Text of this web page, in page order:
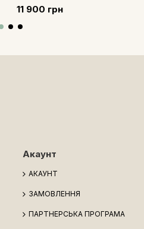
11 900 грн
Акаунт
АКАУНТ
ЗАМОВЛЕННЯ
ПАРТНЕРСЬКА ПРОГРАМА